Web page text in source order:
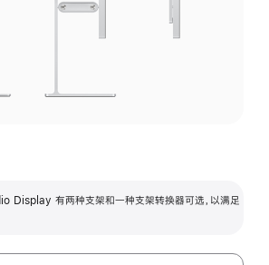
Display 有两种支架和一种支架转换器可选，以满足